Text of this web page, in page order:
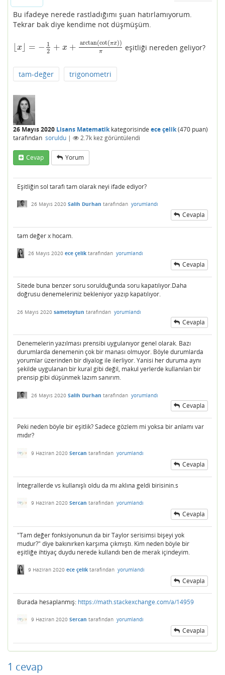
Bu ifadeye nerede rastladığımı şuan hatırlamıyorum.
Tekrar bak diye kendime not düşmüşüm.
x = − 1
2 + x + arctan(cot(πx))
π
x⌋ −12 +x +arctan(cot(πx))π eşitliği nereden geliyor?
tam-değer trigonometri
26 Mayıs 2020 Lisans Matematikkategorisinde ece çelik(470 puan)
tarafından soruldu | 2.7k kez görüntülendi
Cevap Yorum
Eşitliğin sol tarafı tam olarak neyi ifade ediyor?
26 Mayıs 2020 Salih Durhan tarafından yorumlandı
Cevapla
tam değer x hocam.
26 Mayıs 2020 ece çelik tarafından yorumlandı
Cevapla
Sitede buna benzer soru sorulduğunda soru kapatılıyor.Daha
doğrusu denemeleriniz bekleniyor yazıp kapatılıyor.
26 Mayıs 2020 sametoytun tarafından yorumlandı
Cevapla
Denemelerin yazılması prensibi uygulanıyor genel olarak. Bazı
durumlarda denemenin çok bir manası olmuyor. Böyle durumlarda
yorumlar üzerinden bir diyalog ile ilerliyor. Yanisi her duruma aynı
şekilde uygulanan bir kural gibi değil, makul yerlerde kullanılan bir
prensip gibi düşünmek lazım sanırım.
26 Mayıs 2020 Salih Durhan tarafından yorumlandı
Cevapla
Peki neden böyle bir eşitlik? Sadece gözlem mi yoksa bir anlamı var
mıdır?
9 Haziran 2020 Sercan tarafından yorumlandı
Cevapla
İntegrallerde vs kullanışlı oldu da mı aklına geldi birisinin.s
9 Haziran 2020 Sercan tarafından yorumlandı
Cevapla
"Tam değer fonksiyonunun da bir Taylor serisimsi bişeyi yok
mudur?" diye bakınırken karşıma çıkmıştı. Kim neden böyle bir
eşitliğe ihtiyaç duydu nerede kullandı ben de merak içindeyim.
9 Haziran 2020 ece çelik tarafından yorumlandı
Cevapla
Burada hesaplanmış: https://math.stackexchange.com/a/14959
9 Haziran 2020 Sercan tarafından yorumlandı
Cevapla
1 cevap